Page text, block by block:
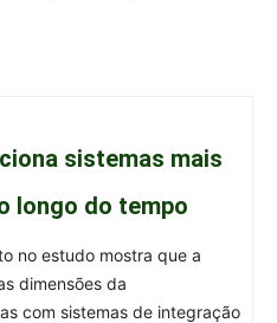
sistemas mais
longo do tempo
no estudo mostra que a
dimensões da
com sistemas de integração